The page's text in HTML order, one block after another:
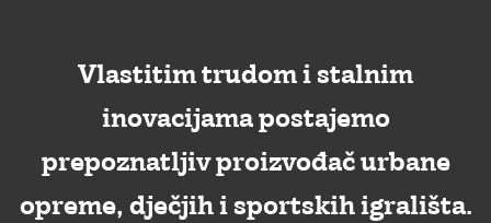
Vlastitim trudom i stalnim
inovacijama postajemo
prepoznatljiv proizvođač urbane
opreme, dječjih i sportskih igrališta.